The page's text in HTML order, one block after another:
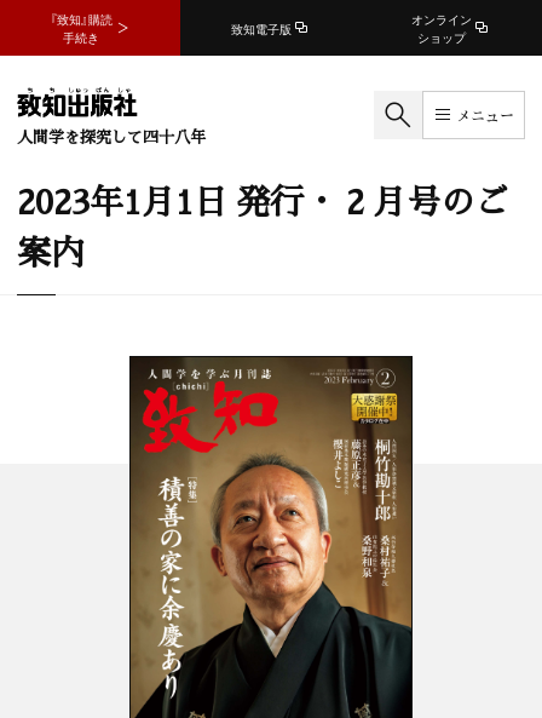
『致知』購読
手続き
致知電子版
オンライン
ショップ
人間学を探究して四十八年
メニュー
2023年1月1日 発行・ 2 月号のご
案内